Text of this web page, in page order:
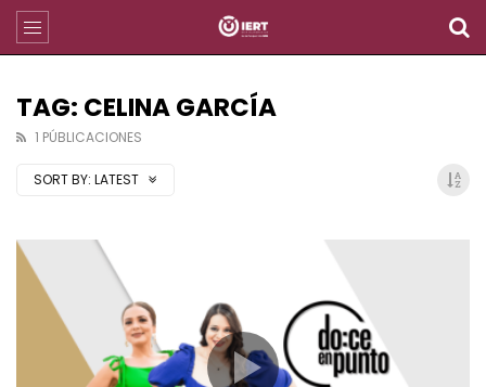
TAG: CELINA GARCÍA
1 PÚBLICACIONES
SORT BY: LATEST